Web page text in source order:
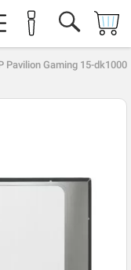
Pavilion Gaming 15-dk1000